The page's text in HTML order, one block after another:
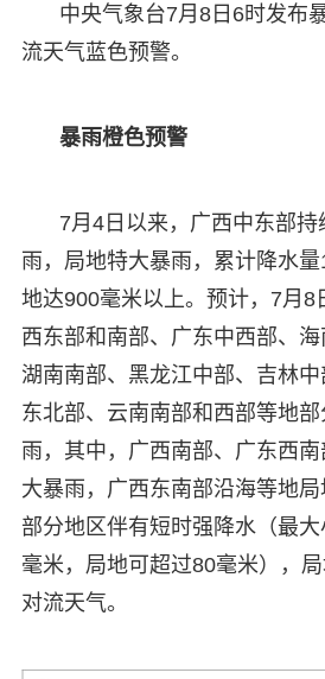
中央气象台7月8日6时发布
流天气蓝色预警。
暴雨橙色预警
7月4日以来，广西中东部
雨，局地特大暴雨，累计降水
地达900毫米以上。预计，7月8
西东部和南部、广东中西部、海
湖南南部、黑龙江中部、吉林
东北部、云南南部和西部等地
雨，其中，广西南部、广东西
大暴雨，广西东南部沿海等地
部分地区伴有短时强降水（最
毫米，局地可超过80毫米），
对流天气。